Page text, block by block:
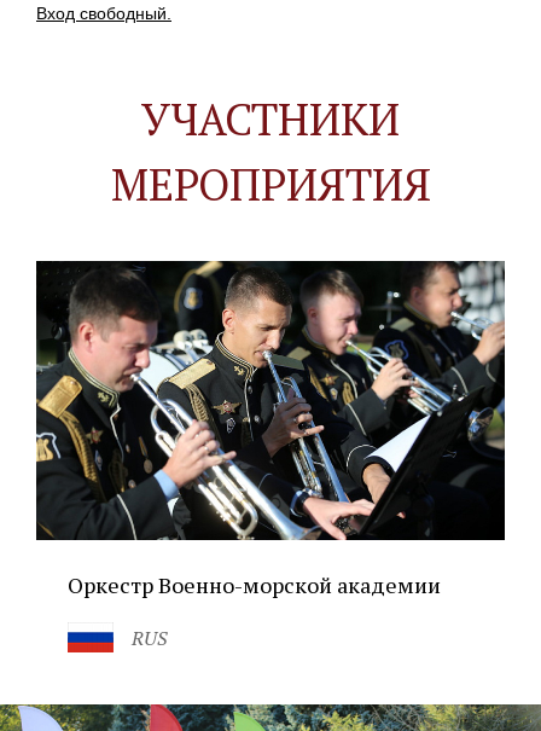
Вход свободный.
УЧАСТНИКИ
МЕРОПРИЯТИЯ
Оркестр Военно-морской академии
RUS